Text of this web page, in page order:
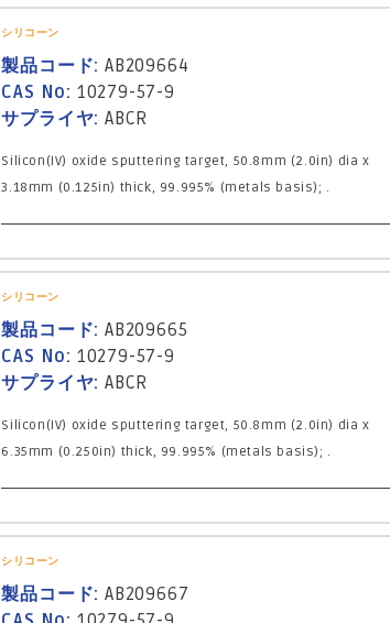
シリコーン
製品コード: AB209664
CAS No: 10279-57-9
サプライヤ: ABCR
Silicon(IV) oxide sputtering target, 50.8mm (2.0in) dia x
3.18mm (0.125in) thick, 99.995% (metals basis); .
シリコーン
製品コード: AB209665
CAS No: 10279-57-9
サプライヤ: ABCR
Silicon(IV) oxide sputtering target, 50.8mm (2.0in) dia x
6.35mm (0.250in) thick, 99.995% (metals basis); .
シリコーン
製品コード: AB209667